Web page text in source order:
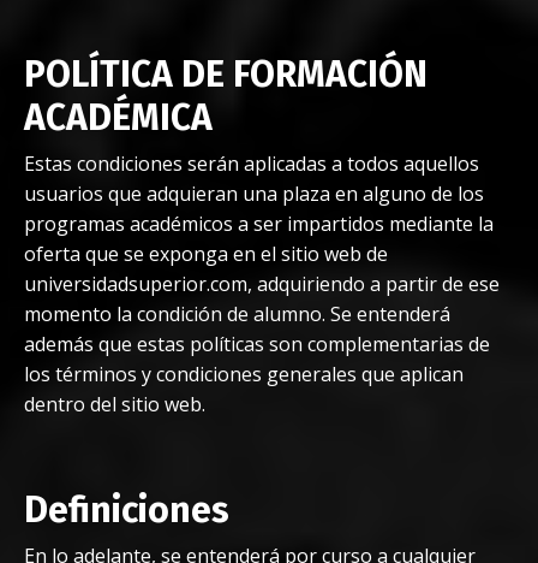
POLÍTICA DE FORMACIÓN
ACADÉMICA
Estas condiciones serán aplicadas a todos aquellos
usuarios que adquieran una plaza en alguno de los
programas académicos a ser impartidos mediante la
oferta que se exponga en el sitio web de
universidadsuperior.com, adquiriendo a partir de ese
momento la condición de alumno. Se entenderá
además que estas políticas son complementarias de
los términos y condiciones generales que aplican
dentro del sitio web.
Definiciones
En lo adelante, se entenderá por curso a cualquier